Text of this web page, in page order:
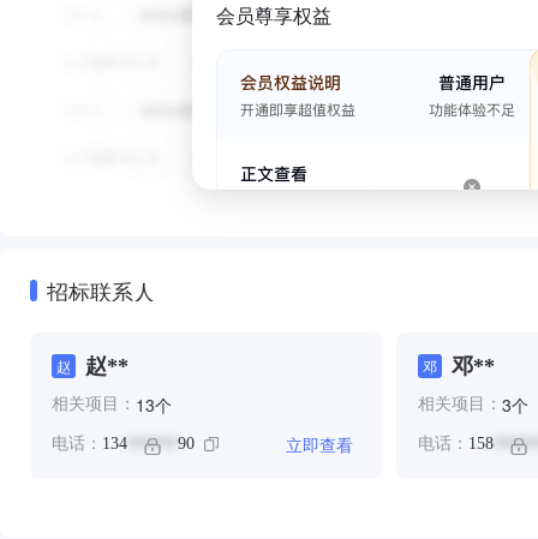
会员尊享权益
招标联系人
赵 赵**
相关项目： 13个
电话： 134 ****** 90 立即查看
邓 邓**
相关项目： 3个
电话： 158